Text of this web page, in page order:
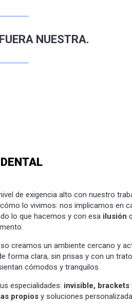
NUESTRA.
de exigencia alto con nuestro
lo vivimos: nos implicamos en
lo que hacemos y con esa ilusión
creamos un ambiente cercano y
forma clara, sin prisas y con un trato
cómodos y tranquilos.
especialidades: invisible, brackets
propiosy soluciones